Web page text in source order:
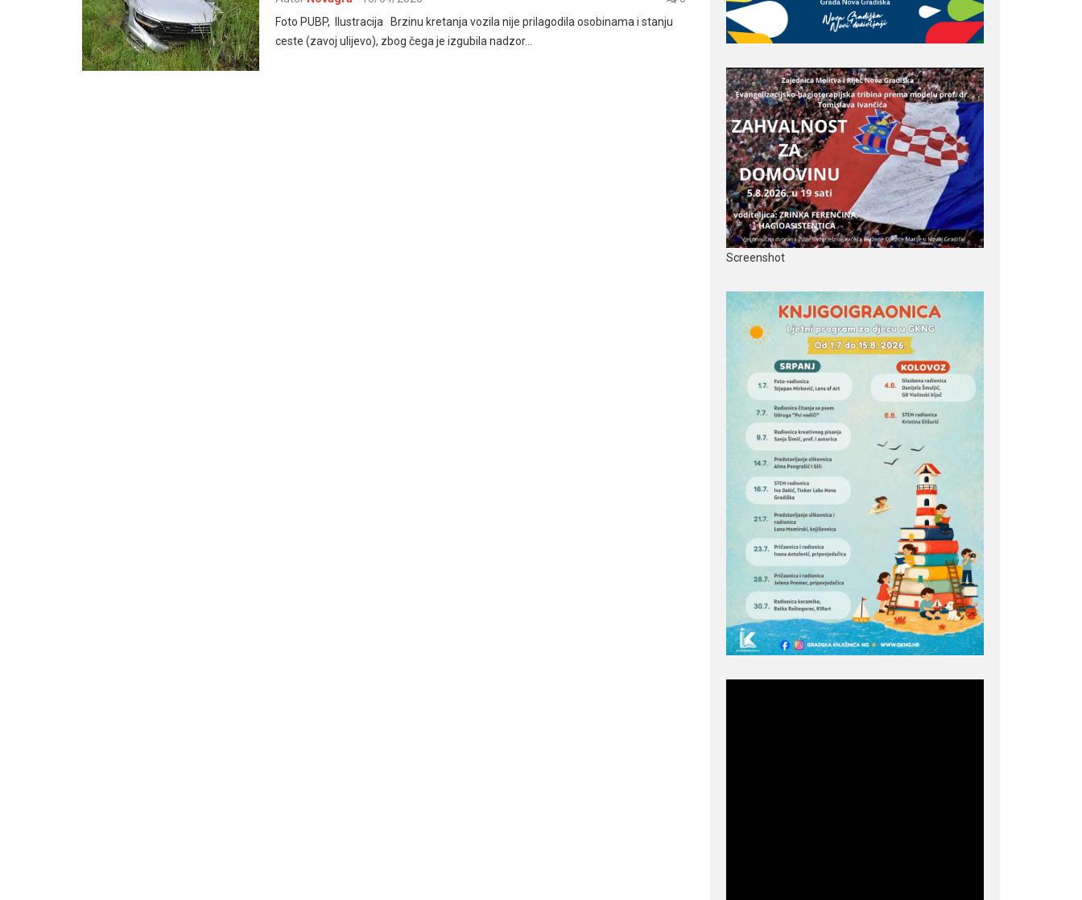
Foto PUBP, Ilustracija Brzinu kretanja vozila nije prilagodila osobinama i stanju
ceste (zavoj ulijevo), zbog čega je izgubila nadzor…
Screenshot